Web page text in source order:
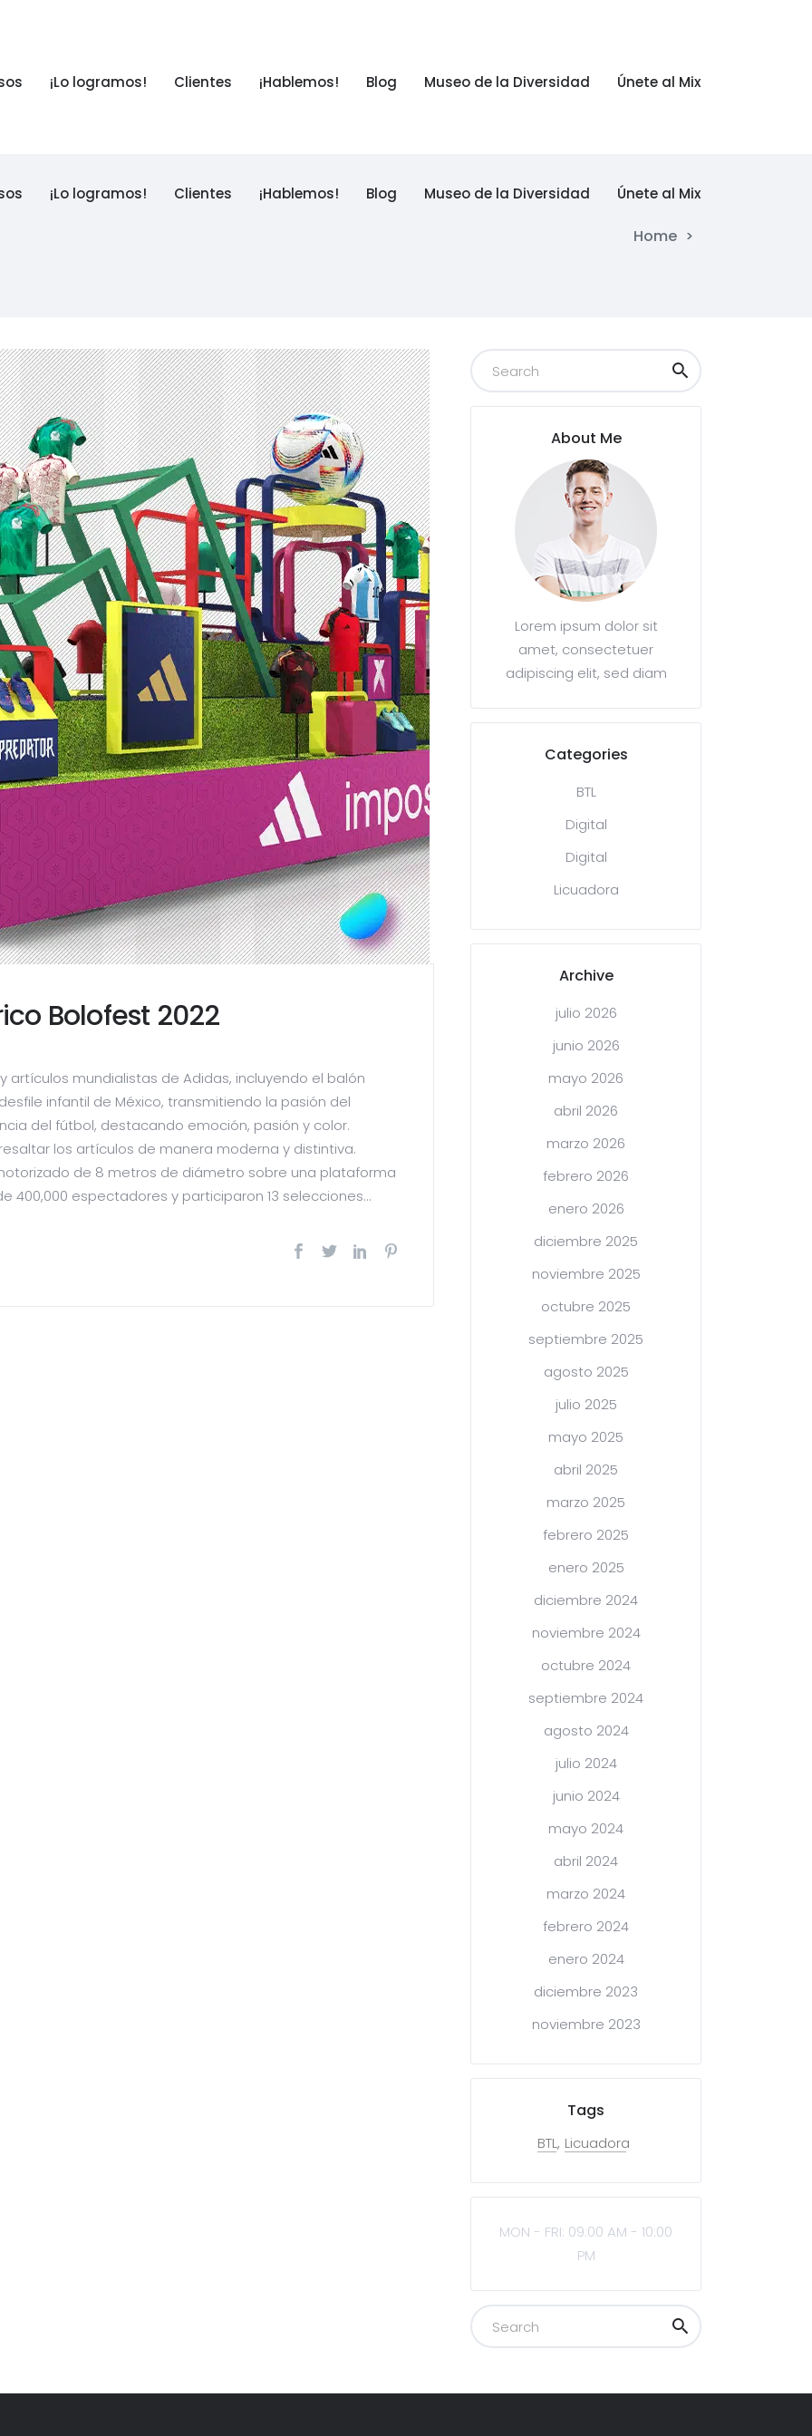
¡Lo logramos! Clientes ¡Hablemos! Blog Museo de la Diversidad Únete al Mix
¡Lo logramos! Clientes ¡Hablemos! Blog Museo de la Diversidad Únete al Mix
Home >
Bolofest 2022
artículos mundialistas de Adidas, incluyendo el balón
infantil de México, transmitiendo la pasión del
del fútbol, destacando emoción, pasión y color.
los artículos de manera moderna y distintiva.
de 8 metros de diámetro sobre una plataforma
400,000 espectadores y participaron 13 selecciones...
About Me
Lorem ipsum dolor sit
amet, consectetuer
adipiscing elit, sed diam
Categories
BTL
Digital
Digital
Licuadora
Archive
julio 2026
junio 2026
mayo 2026
abril 2026
marzo 2026
febrero 2026
enero 2026
diciembre 2025
noviembre 2025
octubre 2025
septiembre 2025
agosto 2025
julio 2025
mayo 2025
abril 2025
marzo 2025
febrero 2025
enero 2025
diciembre 2024
noviembre 2024
octubre 2024
septiembre 2024
agosto 2024
julio 2024
junio 2024
mayo 2024
abril 2024
marzo 2024
febrero 2024
enero 2024
diciembre 2023
noviembre 2023
Tags
BTL Licuadora
MON - FRI: 09:00 AM - 10:00
PM